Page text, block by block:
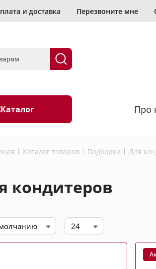
и доставка Перезвоните мне
Каталог
Водоросли и
Сопутствующие
Порционная
Про
Каталог товаров Подборки Для
кондитеров
24